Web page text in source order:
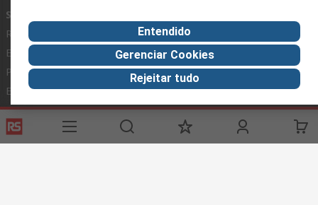
Serviços
Registro
Entrega
Pagamento
Exportar
Sobre a RS
RS Mundial
Eletro Componentes
ESG
Fabricação
Condições Gerais do Site
Condições de Venda e Entrega
Política de Privacidade
Cookie Policy
Entendido
Gerenciar Cookies
Rejeitar tudo